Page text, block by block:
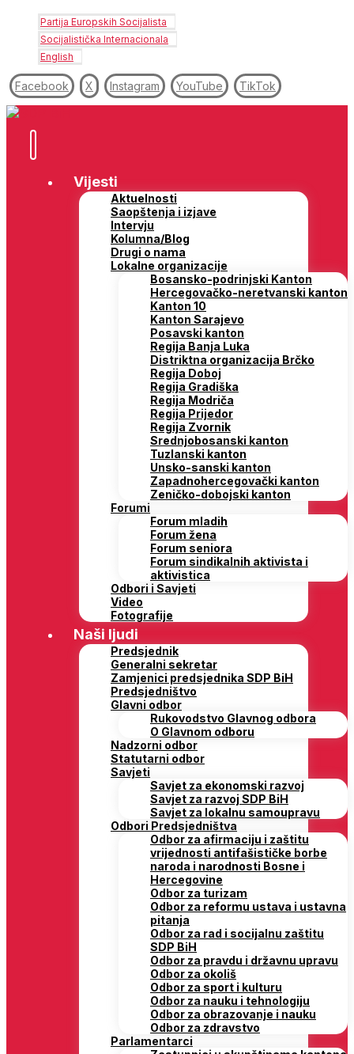
Partija Europskih Socijalista
Socijalistička Internacionala
English
Facebook X Instagram YouTube TikTok
Vijesti
Aktuelnosti
Saopštenja i izjave
Intervju
Kolumna/Blog
Drugi o nama
Lokalne organizacije
Bosansko-podrinjski Kanton
Hercegovačko-neretvanski kanton
Kanton 10
Kanton Sarajevo
Posavski kanton
Regija Banja Luka
Distriktna organizacija Brčko
Regija Doboj
Regija Gradiška
Regija Modriča
Regija Prijedor
Regija Zvornik
Srednjobosanski kanton
Tuzlanski kanton
Unsko-sanski kanton
Zapadnohercegovački kanton
Zeničko-dobojski kanton
Forumi
Forum mladih
Forum žena
Forum seniora
Forum sindikalnih aktivista i
aktivistica
Odbori i Savjeti
Video
Fotografije
Naši ljudi
Predsjednik
Generalni sekretar
Zamjenici predsjednika SDP BiH
Predsjedništvo
Glavni odbor
Rukovodstvo Glavnog odbora
O Glavnom odboru
Nadzorni odbor
Statutarni odbor
Savjeti
Savjet za ekonomski razvoj
Savjet za razvoj SDP BiH
Savjet za lokalnu samoupravu
Odbori Predsjedništva
Odbor za afirmaciju i zaštitu
vrijednosti antifašističke borbe
naroda i narodnosti Bosne i
Hercegovine
Odbor za turizam
Odbor za reformu ustava i ustavna
pitanja
Odbor za rad i socijalnu zaštitu
SDP BiH
Odbor za pravdu i državnu upravu
Odbor za okoliš
Odbor za sport i kulturu
Odbor za nauku i tehnologiju
Odbor za obrazovanje i nauku
Odbor za zdravstvo
Parlamentarci